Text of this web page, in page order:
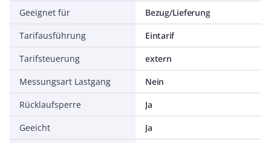
Geeignet für
Bezug/Lieferung
Tarifausführung
Eintarif
Tarifsteuerung
extern
Messungsart Lastgang
Nein
Rücklaufsperre
Ja
Geeicht
Ja